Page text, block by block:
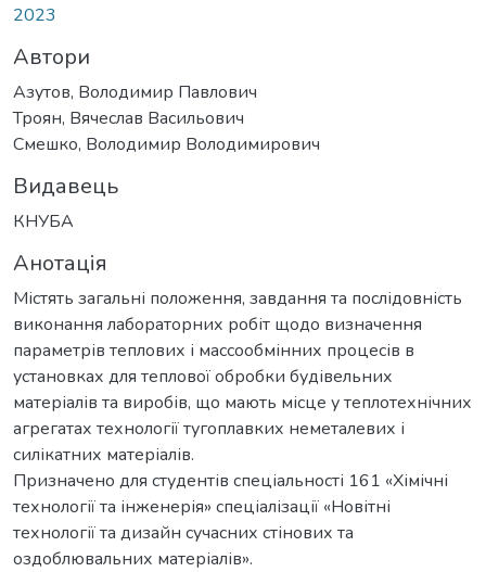
2023
Автори
Азутов, Володимир Павлович
Троян, Вячеслав Васильович
Смешко, Володимир Володимирович
Видавець
КНУБА
Анотація
Містять загальні положення, завдання та послідовність
виконання лабораторних робіт щодо визначення
параметрів теплових і массообмінних процесів в
установках для теплової обробки будівельних
матеріалів та виробів, що мають місце у теплотехнічних
агрегатах технології тугоплавких неметалевих і
силікатних матеріалів.
Призначено для студентів спеціальності 161 «Хімічні
технології та інженерія» спеціалізації «Новітні
технології та дизайн сучасних стінових та
оздоблювальних матеріалів».